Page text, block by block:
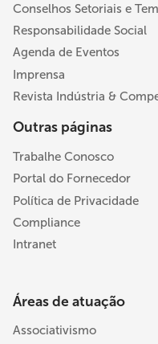
Conselhos Setoriais e
Responsabilidade Social
Agenda de Eventos
Imprensa
Revista Indústria &
Outras páginas
Trabalhe Conosco
Portal do Fornecedor
Política de Privacidade
Compliance
Intranet
Áreas de atuação
Associativismo